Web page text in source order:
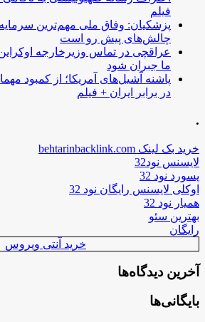
فیلم
پزشکیان: وفاق ملی مهم‌ترین سرمایه
چالش‌های پیش رو است
عراقچی در تماس وزیرخارجه
ما جبران شود
پاشنه آشیل‌های آمریکا؛ از کمبود
در برابر ایران + فیلم
.
خرید بک لینک behtarinbacklink.com
لایسنس نود32
پسورد نود 32
اوکلی لایسنس رایگان نود 32
همیار نود 32
بهترین سئو
رایگان
خرید آنتی ویروس
آخرین دیدگاه‌ها
بایگانی‌ها